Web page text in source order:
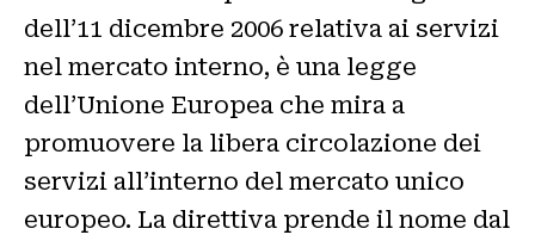
dell’11 dicembre 2006 relativa ai servizi
nel mercato interno, è una legge
dell’Unione Europea che mira a
promuovere la libera circolazione dei
servizi all’interno del mercato unico
europeo. La direttiva prende il nome dal